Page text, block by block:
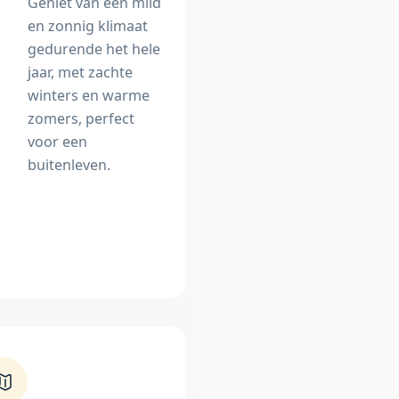
en zonnig klimaat
gedurende het hele
jaar, met zachte
winters en warme
zomers, perfect
voor een
buitenleven.